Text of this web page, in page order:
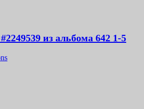
из альбома 642 1-5